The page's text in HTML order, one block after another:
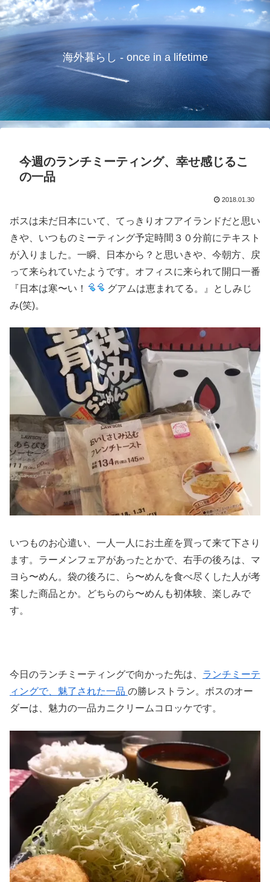
海外暮らし - once in a lifetime
今週のランチミーティング、幸せ感じるこ
の一品
2018.01.30
ボスは未だ日本にいて、てっきりオフアイランドだと思い
きや、いつものミーティング予定時間３０分前にテキスト
が入りました。一瞬、日本から？と思いきや、今朝方、戻
って来られていたようです。オフィスに来られて開口一番
『日本は寒〜い！
グアムは恵まれてる。』としみじ
み(笑)。
いつものお心遣い、一人一人にお土産を買って来て下さり
ます。ラーメンフェアがあったとかで、右手の後ろは、マ
ヨら〜めん。袋の後ろに、ら〜めんを食べ尽くした人が考
案した商品とか。どちらのら〜めんも初体験、楽しみで
す。
今日のランチミーティングで向かった先は、 ランチミーテ
ィングで、魅了された一品 の勝レストラン。ボスのオー
ダーは、魅力の一品カニクリームコロッケです。